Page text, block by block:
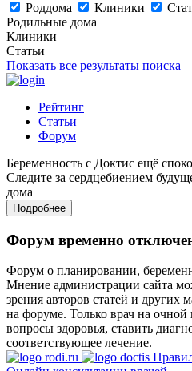
Роддома Клиники
Родильные дома
Клиники
Статьи
Показать все результаты поиска
Рейтинг
Статьи
Форум
Беременность с Доктис ещё
Следите за сердцебиением
дома
Подробнее
Форум временно
Форум о планировании,
Мнение администрации сайта
зрения авторов статей и других
на форуме. Только врач на
вопросы здоровья, ставить
соответствующее лечение.